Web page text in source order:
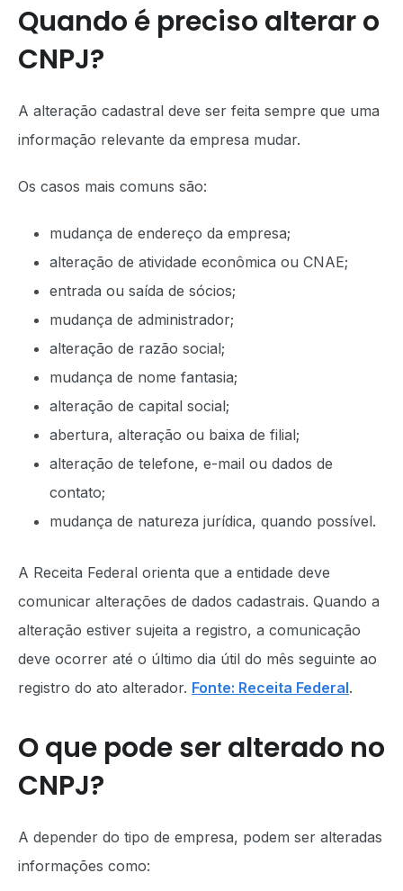
Quando é preciso alterar o
CNPJ?
A alteração cadastral deve ser feita sempre que uma
informação relevante da empresa mudar.
Os casos mais comuns são:
mudança de endereço da empresa;
alteração de atividade econômica ou CNAE;
entrada ou saída de sócios;
mudança de administrador;
alteração de razão social;
mudança de nome fantasia;
alteração de capital social;
abertura, alteração ou baixa de filial;
alteração de telefone, e-mail ou dados de
contato;
mudança de natureza jurídica, quando possível.
A Receita Federal orienta que a entidade deve
comunicar alterações de dados cadastrais. Quando a
alteração estiver sujeita a registro, a comunicação
deve ocorrer até o último dia útil do mês seguinte ao
registro do ato alterador. Fonte: Receita Federal.
O que pode ser alterado no
CNPJ?
A depender do tipo de empresa, podem ser alteradas
informações como: